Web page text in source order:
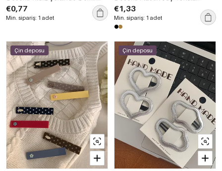
Saç Tokaları
€0,77
Min. sipariş: 1 adet
€1,33
Min. sipariş: 1 adet
Çin deposu Çin deposu